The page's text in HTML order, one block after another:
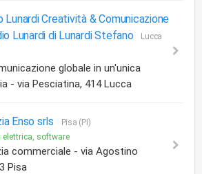
Lunardi Creatività & Comunicazione
Lunardi di Lunardi Stefano
Lucca
globale in un'unica
- via Pesciatina, 414 Lucca
Enso srls
Pisa (PI)
elettrica, software
commerciale - via Agostino
Pisa